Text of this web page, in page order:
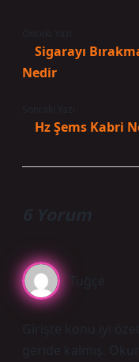
Sigarayı
Nedir
Hz Şems Kabri
6 Yorum
Tuğçe
Girişte konu iyi
geride kalmış.